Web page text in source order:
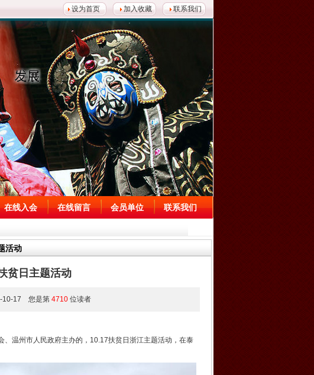
设为首页 加入收藏 联系我们
在线入会 在线留言 会员单位 联系我们
活动
贫日主题活动
10-17 您是第 4710位读者
温州市人民政府主办的，10.17扶贫日浙江主题活动，在泰